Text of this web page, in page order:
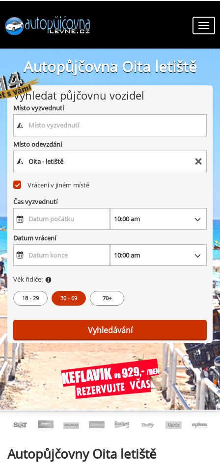
Autopůjčovna Oita letiště
online autopůjčovny ve městě Oita letiště
Vyhledat půjčovnu vozidel
Místo vyzvednutí
Místo odevzdání
Vrácení v jiném místě
Čas vyzvednutí
Datum vrácení
Věk řidiče:
18 - 29 30 - 69 70+
Vyhledávání
AutopůjčovnyOita letiště